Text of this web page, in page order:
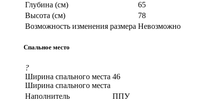
Глубина (см)
65
Высота (см)
78
Возможность изменения размера Невозможно
Спальное место
?
Ширина спального места
Ширина спального места
46
Наполнитель ППУ